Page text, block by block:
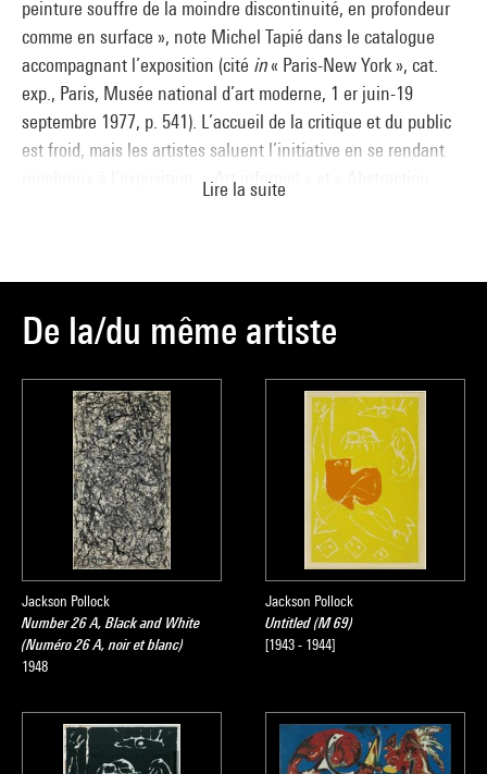
complexité de l’organisation s’y manifestent pareillement.
Camille Morineau
Source :
Extrait du catalogueCollection art graphique - La collection du
Centre Pompidou, Musée national d'art moderne
peinture souffre de la moindre discontinuité, en profondeur
comme en surface », note Michel Tapié dans le catalogue
accompagnant l’exposition (cité in« Paris-New York », cat.
exp., Paris, Musée national d’art moderne, 1 er juin-19
septembre 1977, p. 541). L’accueil de la critique et du public
est froid, mais les artistes saluent l’initiative en se rendant
nombreux à l’exposition. « Art informel » et « Abstraction
ses compatriotes, tout comme les travaux de Mathieu,
Hartung, Soulages, Wols ou Michaux en Europe. Réalisée en
1948 et acquise en 1959 par Paul Facchetti, première œuvre
de Pollock à être entrée (en 1972) dans les collections du
Musée national d’art moderne,
(Silver over Black,
White, Yellow and Red
) (cat. rais. II, n o 192) témoigne par
son histoire de ces échanges.
polychrome exécuté
sur un format de petite dimension, l’œuvre suggère un
double mouvement de globalité et de fragmentation, propre
aux compositionsall over les plus abouties de Pollock.
Olivier Michelon
Extrait du catalogueCollection art moderne - La collection du
Centre Pompidou, Musée national d’art moderne, sous la
Lire la suite
De la/du même artiste
Jackson Pollock
Number 26 A, Black and White
(Numéro 26 A, noir et blanc)
1948
Jackson Pollock
Untitled (M 69)
[1943 - 1944]